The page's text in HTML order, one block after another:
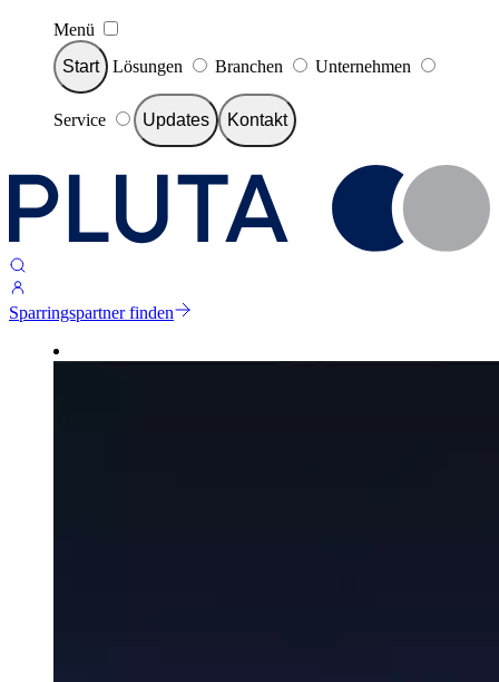
Menü
Start
Lösungen Branchen Unternehmen
Service Updates Kontakt
Sparringspartner finden